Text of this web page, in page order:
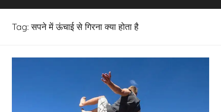
Tag:सपने में ऊंचाई से गिरना क्या होता है